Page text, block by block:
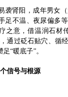
袭肾阳，成年男女
足不温、夜尿偏多
之意，借温润石材
通过砭石贴穴、循
“暖底子”。
信号与根源